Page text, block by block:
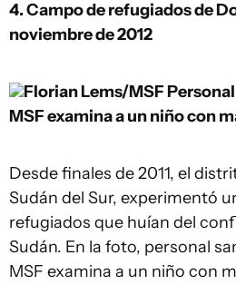
4. Campo de refugiados de
noviembre de 2012
Florian Lems/MSF
MSF examina a un niño con
Desde finales de 2011, el
Sudán del Sur, experimentó
refugiados que huían del
Sudán. En la foto, personal
MSF examina a un niño con